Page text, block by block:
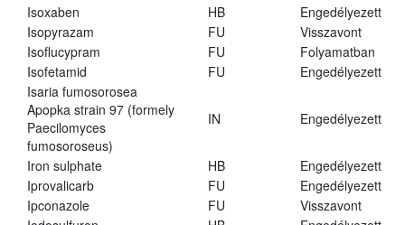
Isoxaben
HB
Engedélyezett
Isopyrazam
FU
Visszavont
Isoflucypram
FU
Folyamatban
Isofetamid
FU
Engedélyezett
Isaria fumosorosea
Apopka strain 97 (formely
Paecilomyces
fumosoroseus)
IN Engedélyezett
Iron sulphate HB
Engedélyezett
Iprovalicarb
FU
Engedélyezett
Ipconazole
FU
Visszavont